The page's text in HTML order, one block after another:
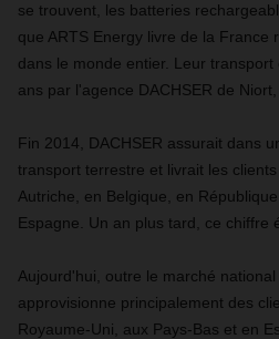
se trouvent, les batteries
que ARTS Energy livre de la France
dans le monde entier. Leur
ans par l'agence DACHSER de
Fin 2014, DACHSER assurait dans
transport terrestre et livrait les
Autriche, en Belgique, en
Espagne. Un an plus tard, ce chiffre
Aujourd'hui, outre le marché
approvisionne principalement des
Royaume-Uni, aux Pays-Bas et en